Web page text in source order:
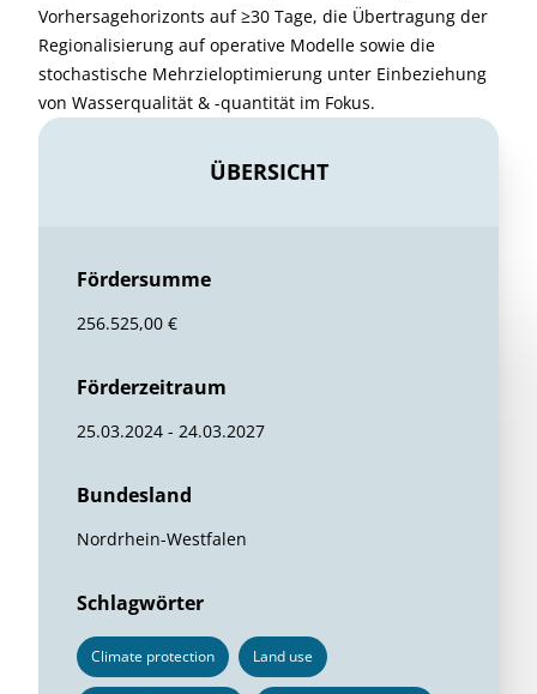
Vorhersagehorizonts auf ≥30 Tage, die Übertragung der
Regionalisierung auf operative Modelle sowie die
stochastische Mehrzieloptimierung unter Einbeziehung
von Wasserqualität & -quantität im Fokus.
ÜBERSICHT
Fördersumme
256.525,00 €
Förderzeitraum
25.03.2024 - 24.03.2027
Bundesland
Nordrhein-Westfalen
Schlagwörter
Climate protection Land use